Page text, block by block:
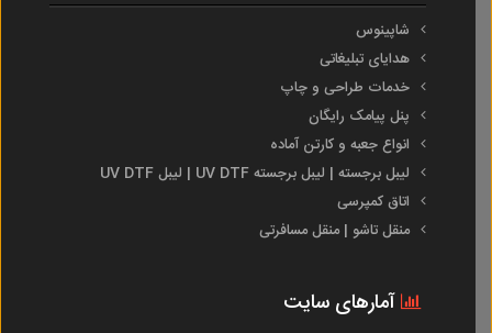
شاپینوس
هدایای تبلیغاتی
خدمات طراحی و چاپ
پنل پیامک رایگان
انواع جعبه و کارتن آماده
لیبل برجسته | لیبل برجسته UV DTF | لیبل UV DTF
اتاق کمپرسی
منقل تاشو | منقل مسافرتی
آمارهای سایت